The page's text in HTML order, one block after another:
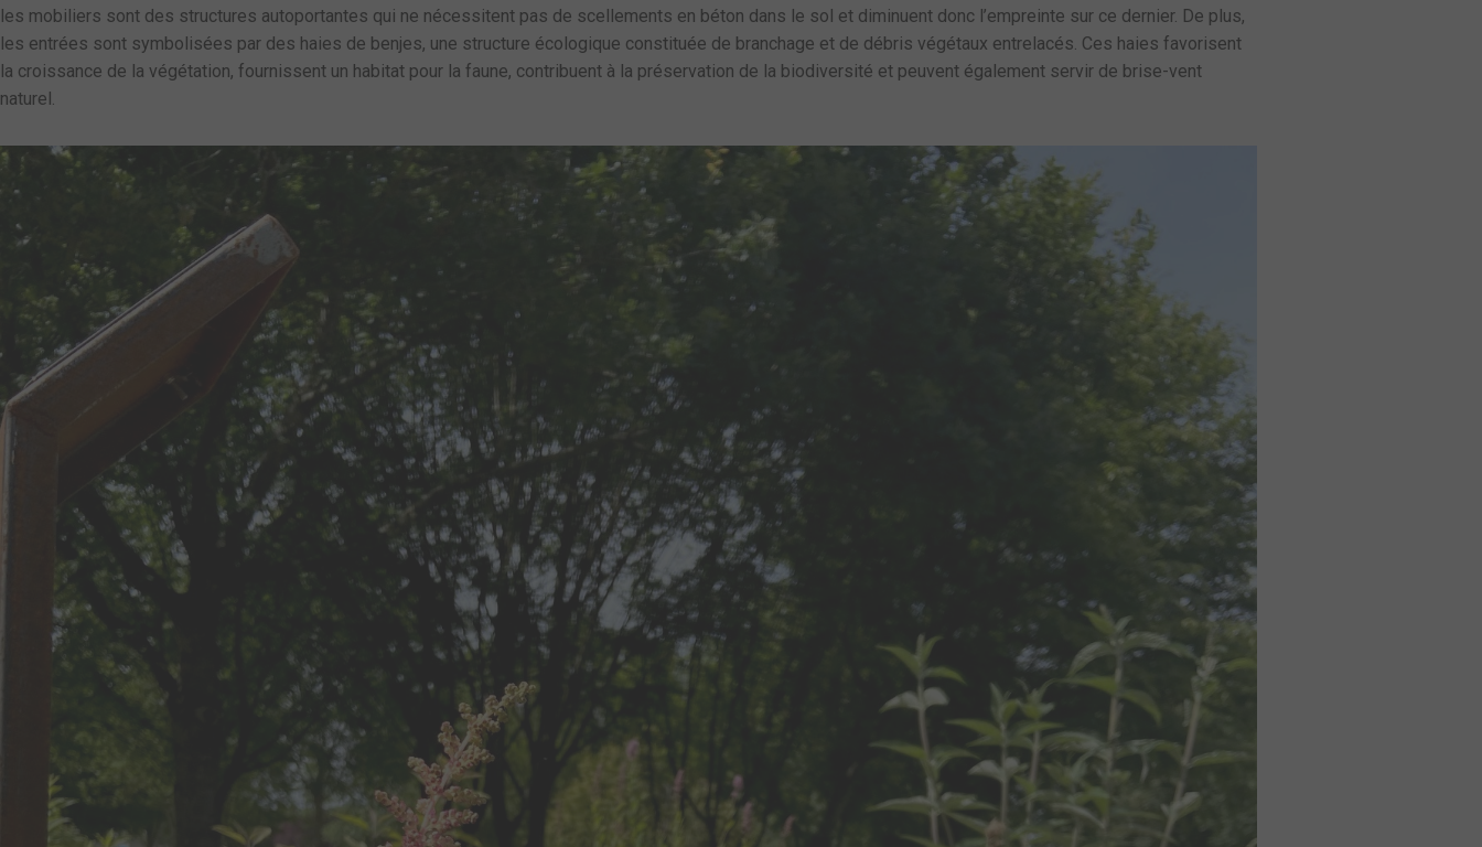
les mobiliers sont des structures autoportantes qui ne nécessitent pas de scellements en béton dans le sol et diminuent donc l’empreinte sur ce dernier. De plus,
les entrées sont symbolisées par des haies de benjes, une structure écologique constituée de branchage et de débris végétaux entrelacés. Ces haies favorisent
la croissance de la végétation, fournissent un habitat pour la faune, contribuent à la préservation de la biodiversité et peuvent également servir de brise-vent
naturel.